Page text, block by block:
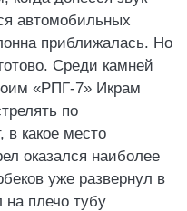
автомобильных
приближалась. Но
Среди камней
«РПГ-7» Икрам
по
в какое место
оказался наиболее
уже развернул в
плечо тубу